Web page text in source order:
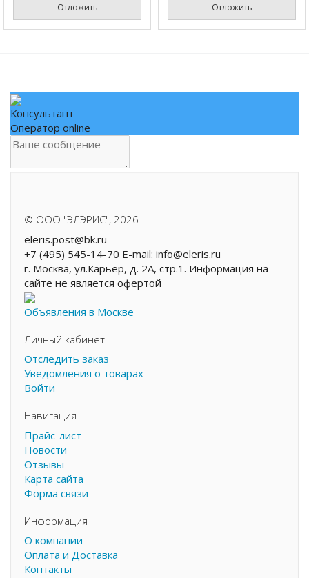
Отложить Отложить
Консультант
Оператор online
© ООО "ЭЛЭРИС", 2026
eleris.post@bk.ru
+7 (495) 545-14-70 E-mail: info@eleris.ru
г. Москва, ул.Карьер, д. 2А, стр.1. Информация на
сайте не является офертой
Объявления в Москве
Личный кабинет
Отследить заказ
Уведомления о товарах
Войти
Навигация
Прайс-лист
Новости
Отзывы
Карта сайта
Форма связи
Информация
О компании
Оплата и Доставка
Контакты